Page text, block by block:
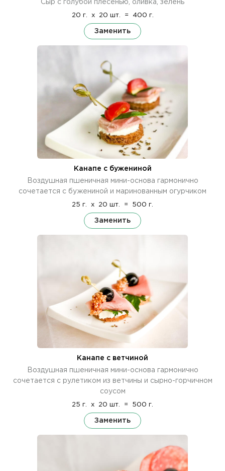
Сыр с голубой плесенью, оливка, зелень
20 г. x 20 шт. = 400 г.
Заменить
Канапе с бужениной
Воздушная пшеничная мини-основа гармонично
сочетается с бужениной и маринованным огурчиком
25 г. x 20 шт. = 500 г.
Заменить
Канапе с ветчиной
Воздушная пшеничная мини-основа гармонично
сочетается с рулетиком из ветчины и сырно-горчичном
соусом
25 г. x 20 шт. = 500 г.
Заменить